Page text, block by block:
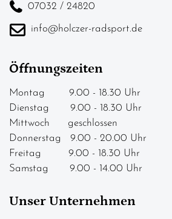
07032 / 24820
info@holczer-radsport.de
Öffnungszeiten
Montag 9.00 - 18.30 Uhr
Dienstag 9.00 - 18.30 Uhr
Mittwoch geschlossen
Donnerstag 9.00 - 20.00 Uhr
Freitag 9.00 - 18.30 Uhr
Samstag 9.00 - 14.00 Uhr
Unser Unternehmen